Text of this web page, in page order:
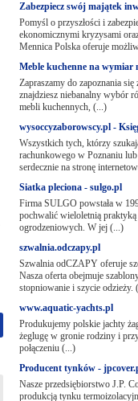
Zabezpiecz swój majątek
Pomyśl o przyszłości i
ekonomicznymi kryzysami
Mennica Polska oferuje
Meble kuchenne na wymiar
Zapraszamy do zapoznania
znajdziesz niebanalny wybór
mebli kuchennych, (...)
wysoccyzaborowscy.pl -
Wszystkich tych, którzy
rachunkowego w Poznaniu
serdecznie na stronę
Siatka pleciona - sulgo.pl
Firma SULGO powstała w
pochwalić wieloletnią
ogrodzeniowych. W jej (...)
szwalnia.odczapy.pl
Szwalnia odCZAPY oferuje
Nasza oferta obejmuje
stopniowanie i szycie odzieży.
www.aquatic-yachts.pl
Produkujemy polskie jachty
żeglugę w gronie rodziny i
połączeniu (...)
Producent tynków -
Nasze przedsiębiorstwo J.P.
produkcją tynku